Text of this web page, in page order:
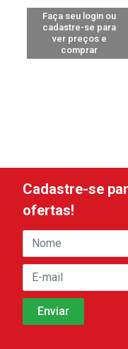
Faça seu login ou
cadastre-se para
ver preços e
comprar
Cadastre-se
ofertas!